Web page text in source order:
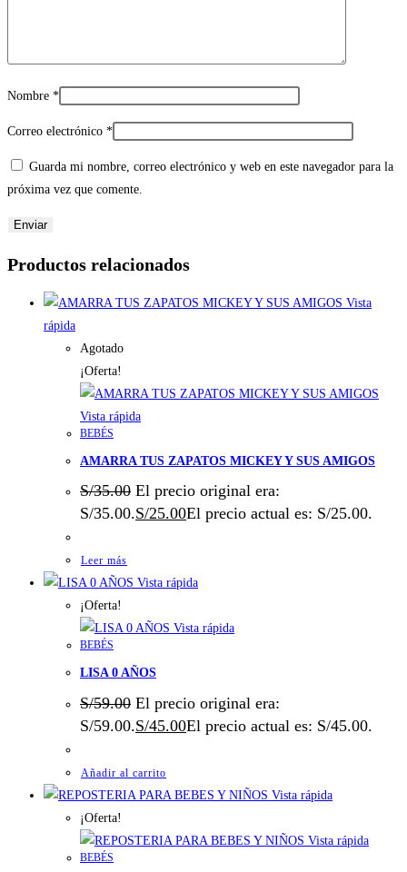
Nombre *
Correo electrónico *
Guarda mi nombre, correo electrónico y web en este navegador para la
próxima vez que comente.
Productos relacionados
Vista
rápida
Agotado
¡Oferta!
Vista rápida
BEBÉS
AMARRA TUS ZAPATOS MICKEY Y SUS AMIGOS
S/35.00 El precio original era:
S/35.00.S/25.00El precio actual es: S/25.00.
Leer más
Vista rápida
¡Oferta!
Vista rápida
BEBÉS
LISA 0 AÑOS
S/59.00 El precio original era:
S/59.00.S/45.00El precio actual es: S/45.00.
Añadir al carrito
Vista rápida
¡Oferta!
Vista rápida
BEBÉS